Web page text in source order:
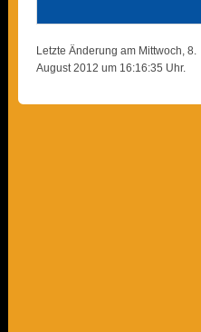
Letzte Änderung am Mittwoch, 8.
August 2012 um 16:16:35 Uhr.